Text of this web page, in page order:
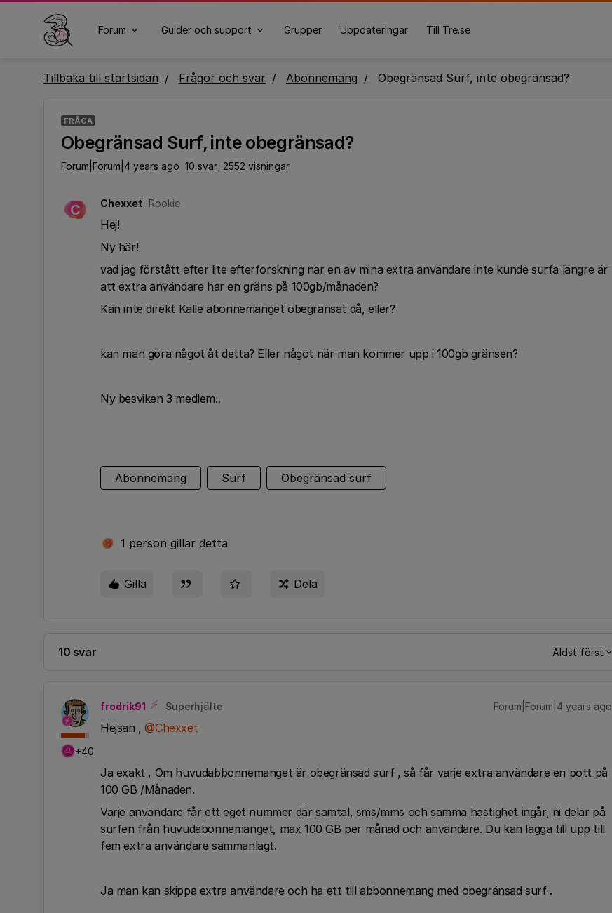
Forum Guider och support Grupper Uppdateringar Till Tre.se
Tillbaka till startsidan Frågor och svar Abonnemang Obegränsad Surf, inte obegränsad?
FRÅGA
Obegränsad Surf, inte obegränsad?
Forum|Forum|4 years ago 10 svar 2552 visningar
C Chexxet Rookie
Hej!
Ny här!
vad jag förstått efter lite efterforskning när en av mina extra användare inte kunde surfa längre är
att extra användare har en gräns på 100gb/månaden?
Kan inte direkt Kalle abonnemanget obegränsat då, eller?
kan man göra något åt detta? Eller något när man kommer upp i 100gb gränsen?
Ny besviken 3 medlem..
Abonnemang Surf Obegränsad surf
J 1 person gillar detta
Gilla Dela
10 svar Äldst först
+40
frodrik91 Superhjälte Forum|Forum|4 years ago
Hejsan ,@Chexxet
Ja exakt , Om huvudabbonnemanget är obegränsad surf , så får varje extra användare en pott på
100 GB /Månaden.
Varje användare får ett eget nummer där samtal, sms/mms och samma hastighet ingår, ni delar på
surfen från huvudabonnemanget, max 100 GB per månad och användare. Du kan lägga till upp till
fem extra användare sammanlagt.
Ja man kan skippa extra användare och ha ett till abbonnemang med obegränsad surf .